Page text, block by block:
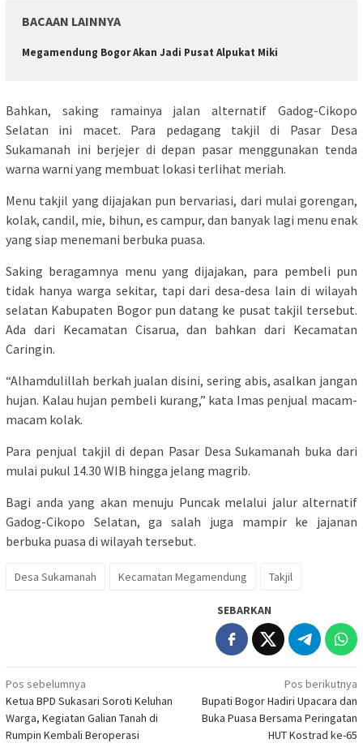
BACAAN LAINNYA
Megamendung Bogor Akan Jadi Pusat Alpukat Miki
Bahkan, saking ramainya jalan alternatif Gadog-Cikopo
Selatan ini macet. Para pedagang takjil di Pasar Desa
Sukamanah ini berjejer di depan pasar menggunakan tenda
warna warni yang membuat lokasi terlihat meriah.
Menu takjil yang dijajakan pun bervariasi, dari mulai gorengan,
kolak, candil, mie, bihun, es campur, dan banyak lagi menu enak
yang siap menemani berbuka puasa.
Saking beragamnya menu yang dijajakan, para pembeli pun
tidak hanya warga sekitar, tapi dari desa-desa lain di wilayah
selatan Kabupaten Bogor pun datang ke pusat takjil tersebut.
Ada dari Kecamatan Cisarua, dan bahkan dari Kecamatan
Caringin.
“Alhamdulillah berkah jualan disini, sering abis, asalkan jangan
hujan. Kalau hujan pembeli kurang,” kata Imas penjual macam-
macam kolak.
Para penjual takjil di depan Pasar Desa Sukamanah buka dari
mulai pukul 14.30 WIB hingga jelang magrib.
Bagi anda yang akan menuju Puncak melalui jalur alternatif
Gadog-Cikopo Selatan, ga salah juga mampir ke jajanan
berbuka puasa di wilayah tersebut.
Desa Sukamanah Kecamatan Megamendung Takjil
SEBARKAN
Navigasi
pos
Pos sebelumnya
Ketua BPD Sukasari Soroti Keluhan
Warga, Kegiatan Galian Tanah di
Rumpin Kembali Beroperasi
Pos berikutnya
Bupati Bogor Hadiri Upacara dan
Buka Puasa Bersama Peringatan
HUT Kostrad ke-65